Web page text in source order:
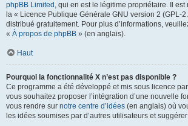
phpBB Limited , qui en est le légitime propriétaire. Il
la « Licence Publique Générale GNU version 2 (GPL-
distribué gratuitement. Pour plus d’informations,
« À propos de phpBB » (en anglais).
Haut
Pourquoi la fonctionnalité X n’est pas disponible ?
Ce programme a été développé et mis sous licence
vous souhaitez proposer l’intégration d’une nouvelle
vous rendre sur notre centre d’idées (en anglais) où
les idées soumises par d’autres utilisateurs et